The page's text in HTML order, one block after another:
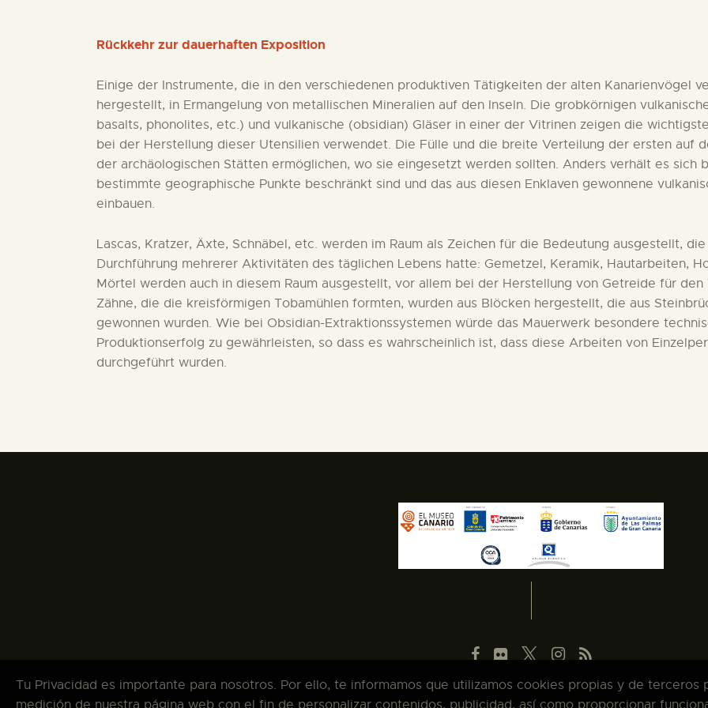
Rückkehr zur dauerhaften Exposition
Einige der Instrumente, die in den verschiedenen produktiven Tätigkeiten der alten Kanarienvögel
hergestellt, in Ermangelung von metallischen Mineralien auf den Inseln. Die grobkörnigen
basalts, phonolites, etc.) und vulkanische (obsidian) Gläser in einer der Vitrinen zeigen die
bei der Herstellung dieser Utensilien verwendet. Die Fülle und die breite Verteilung der ersten auf
der archäologischen Stätten ermöglichen, wo sie eingesetzt werden sollten. Anders verhält es sich
bestimmte geographische Punkte beschränkt sind und das aus diesen Enklaven gewonnene
einbauen.
Lascas, Kratzer, Äxte, Schnäbel, etc. werden im Raum als Zeichen für die Bedeutung ausgestellt,
Durchführung mehrerer Aktivitäten des täglichen Lebens hatte: Gemetzel, Keramik, Hautarbeiten,
Mörtel werden auch in diesem Raum ausgestellt, vor allem bei der Herstellung von Getreide für
Zähne, die die kreisförmigen Tobamühlen formten, wurden aus Blöcken hergestellt, die aus
gewonnen wurden. Wie bei Obsidian-Extraktionssystemen würde das Mauerwerk besondere
Produktionserfolg zu gewährleisten, so dass es wahrscheinlich ist, dass diese Arbeiten von
durchgeführt wurden.
Tu Privacidad es importante para nosotros. Por ello, te informamos que utilizamos cookies propias y de terceros
medición de nuestra página web con el fin de personalizar contenidos, publicidad, así como proporcionar